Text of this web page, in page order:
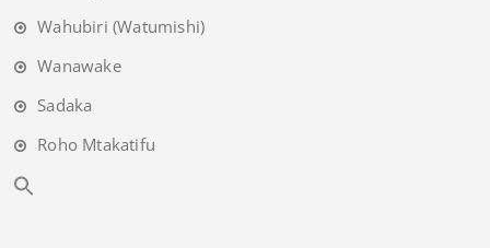
Wahubiri (Watumishi)
Wanawake
Sadaka
Roho Mtakatifu